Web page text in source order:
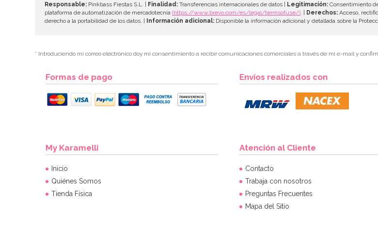
Responsable: Pinkbass Fiestas S.L. | Finalidad: Transferencias internacionales de datos | Legitimación: Consentimiento
plataforma de automatización de mercadotecnia (https://www.brevo.com/es/legal/termsofuse/) . | Derechos: Acceso,
derecho a la portabilidad de los datos. | Información adicional: Disponible la información adicional y detallada sobre la
* Introduciendo mi correo electrónico doy mi consentimiento a recibir comunicaciones comerciales a través de mi e-mail y
Formas de pago Envíos realizados con
My Karamelli
Inicio
Quiénes Somos
Tienda Física
Atención al Cliente
Contacto
Trabaja con nosotros
Preguntas Frecuentes
Mapa del Sitio